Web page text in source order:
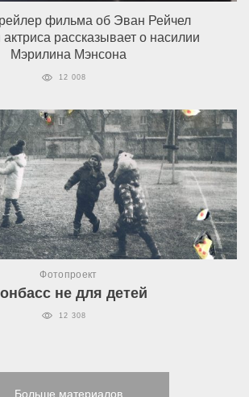
фильма об Эван Рейчел
рассказывает о насилии
Мэрилина Мэнсона
12 008
Фотопроект
не для детей
12 308
Больше материалов